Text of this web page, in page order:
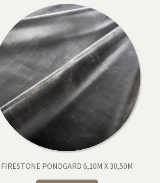
FIRESTONE PONDGARD 6,10M X 30,50M